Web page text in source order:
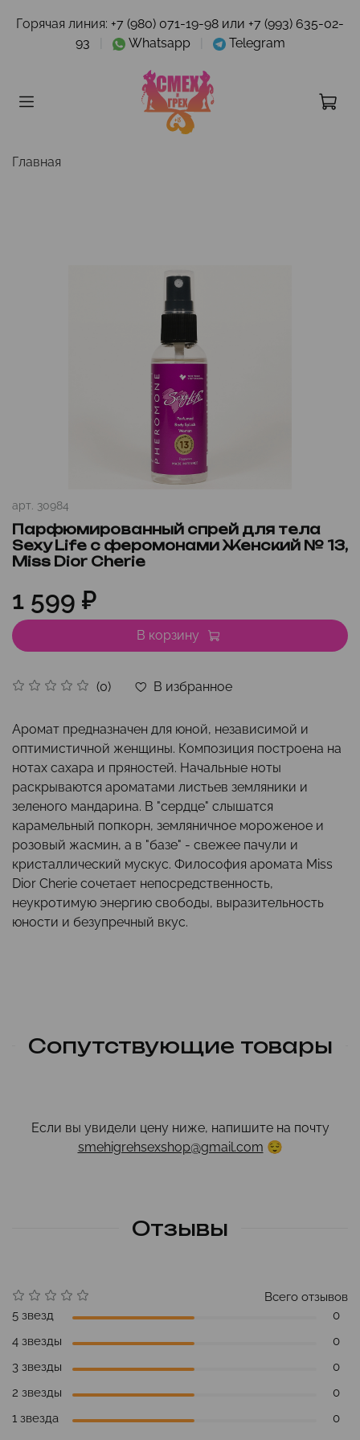
Горячая линия: +7 (980) 071-19-98 или +7 (993) 635-02-
93
Whatsapp Telegram
Главная
арт. 30984
Парфюмированный спрей для тела
Sexy Life с феромонами Женский № 13,
Miss Dior Cherie
(0) В избранное
1 599 ₽
В корзину
Аромат предназначен для юной, независимой и
оптимистичной женщины. Композиция построена на
нотах сахара и пряностей. Начальные ноты
раскрываются ароматами листьев земляники и
зеленого мандарина. В "сердце" слышатся
карамельный попкорн, земляничное мороженое и
розовый жасмин, а в "базе" - свежее пачули и
кристаллический мускус. Философия аромата Miss
Dior Cherie сочетает непосредственность,
неукротимую энергию свободы, выразительность
юности и безупречный вкус.
Сопутствующие товары
Если вы увидели цену ниже, напишите на почту
smehigrehsexshop@gmail.com 😌
Отзывы
Всего отзывов
5 звезд
0
4 звезды
0
3 звезды
0
2 звезды
0
1 звезда
0